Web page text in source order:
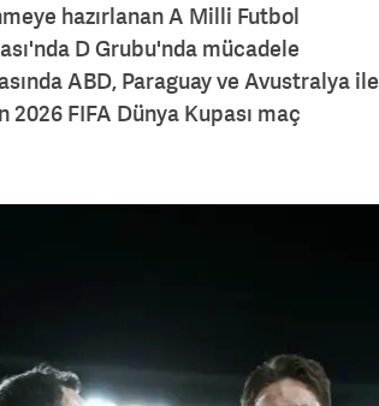
hazırlanan A Milli Futbol
D Grubu'nda mücadele
ABD, Paraguay ve Avustralya ile
2026 FIFA Dünya Kupası maç